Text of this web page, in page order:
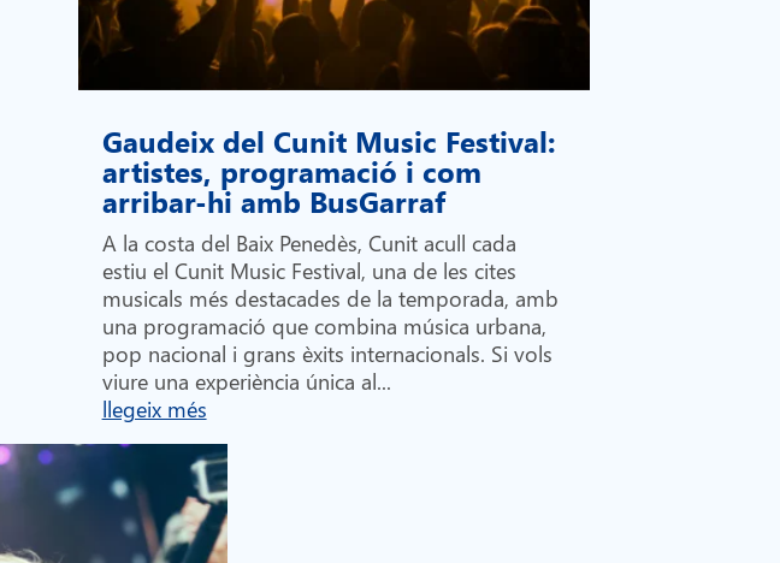
Gaudeix del Cunit Music Festival:
artistes, programació i com
arribar-hi amb BusGarraf
A la costa del Baix Penedès, Cunit acull cada
estiu el Cunit Music Festival, una de les cites
musicals més destacades de la temporada, amb
una programació que combina música urbana,
pop nacional i grans èxits internacionals. Si vols
viure una experiència única al...
llegeix més